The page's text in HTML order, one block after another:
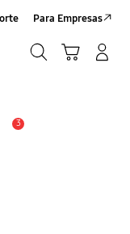
Para Empresas
3